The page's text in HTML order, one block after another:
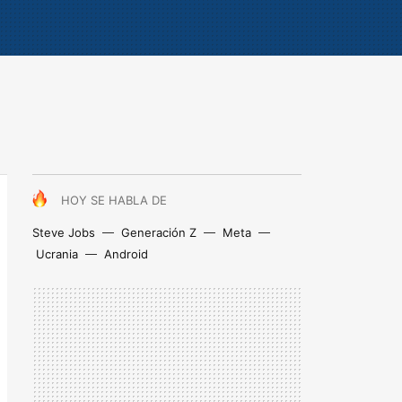
HOY SE HABLA DE
Steve Jobs Generación Z
Meta
Ucrania
Android